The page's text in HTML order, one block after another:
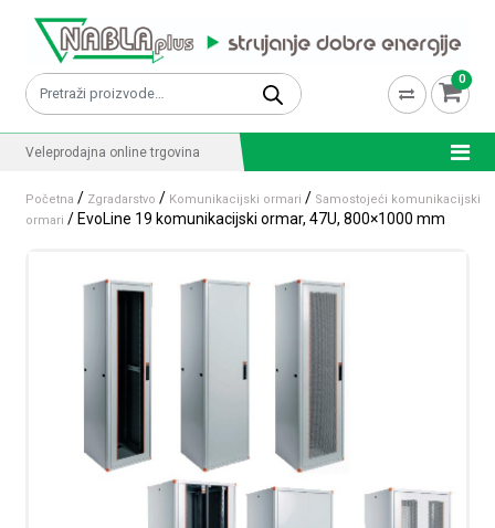
Pretraži: 0
Veleprodajna online trgovina
Početna / Zgradarstvo / Komunikacijski ormari / Samostojeći komunikacijski
ormari / EvoLine 19 komunikacijski ormar, 47U, 800×1000 mm